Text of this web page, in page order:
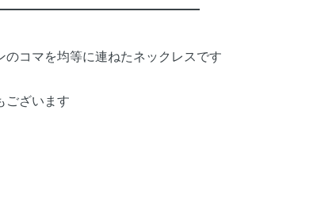
のコマを均等に連ねたネックレスです
ございます